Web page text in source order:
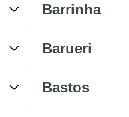
Barrinha
Barueri
Bastos